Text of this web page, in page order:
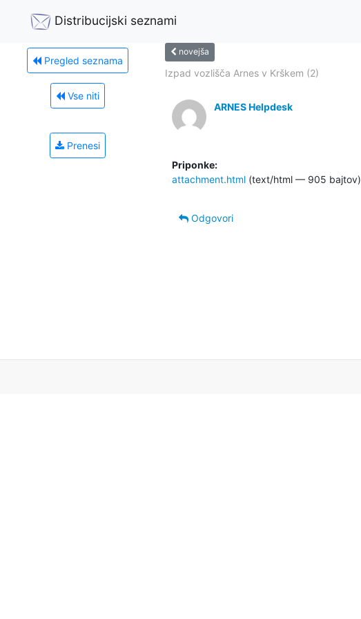
Distribucijski seznami
Pregled seznama
Vse niti
Prenesi
novejša
Izpad vozlišča Arnes v Krškem (2)
ARNES Helpdesk
Priponke:
attachment.html (text/html — 905 bajtov)
Odgovori